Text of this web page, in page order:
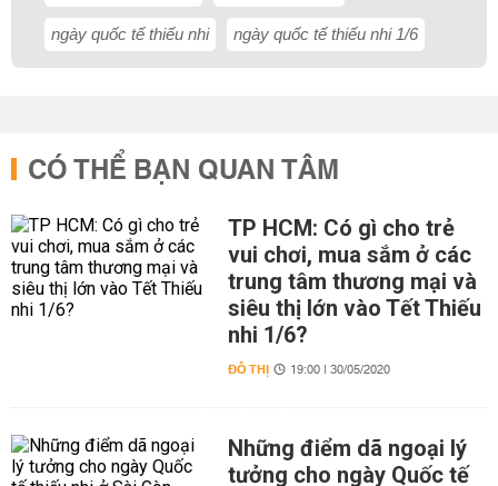
ngày quốc tế thiếu nhi ngày quốc tế thiếu nhi 1/6
CÓ THỂ BẠN QUAN TÂM
TP HCM: Có gì cho trẻ
vui chơi, mua sắm ở các
trung tâm thương mại và
siêu thị lớn vào Tết Thiếu
nhi 1/6?
ĐÔ THỊ 19:00 | 30/05/2020
Những điểm dã ngoại lý
tưởng cho ngày Quốc tế